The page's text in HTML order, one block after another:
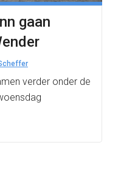
gaan
verder onder de